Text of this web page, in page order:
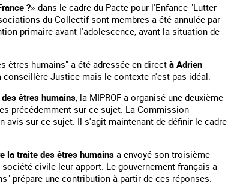
?» dans le cadre du Pacte pour l'Enfance "Lutter
du Collectif sont membres a été annulée par
primaire avant l'adolescence, avant la situation de
êtres humains" a été adressée en direct à Adrien
Justice mais le contexte n'est pas idéal.
êtres humains, la MIPROF a organisé une deuxième
précédemment sur ce sujet. La Commission
avis sur ce sujet. Il s'agit maintenant de définir le cadre
la traite des êtres humains a envoyé son troisième
civile leur apport. Le gouvernement français a
prépare une contribution à partir de ces réponses.